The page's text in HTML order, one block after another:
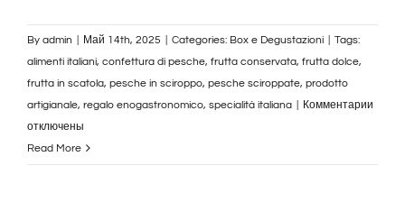
By admin Май 14th, 2025 Categories: Box e Degustazioni
Tags:
alimenti italiani, confettura di pesche, frutta conservata, frutta dolce,
frutta in scatola, pesche in sciroppo, pesche sciroppate, prodotto
artigianale, regalo enogastronomico, specialità italiana Комментариик
отключены
Read More